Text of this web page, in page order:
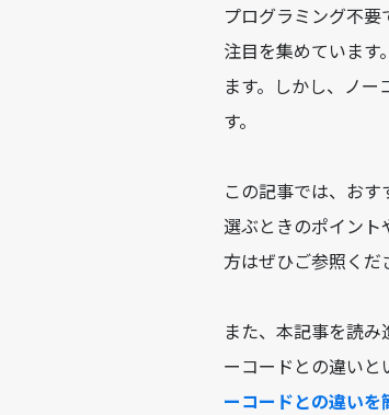
プログラミング不
注目を集めていま
ます。しかし、ノ
す。
この記事では、お
選ぶときのポイン
方はぜひご参照くだ
また、本記事を読
ーコードとの違い
ーコードとの違いを